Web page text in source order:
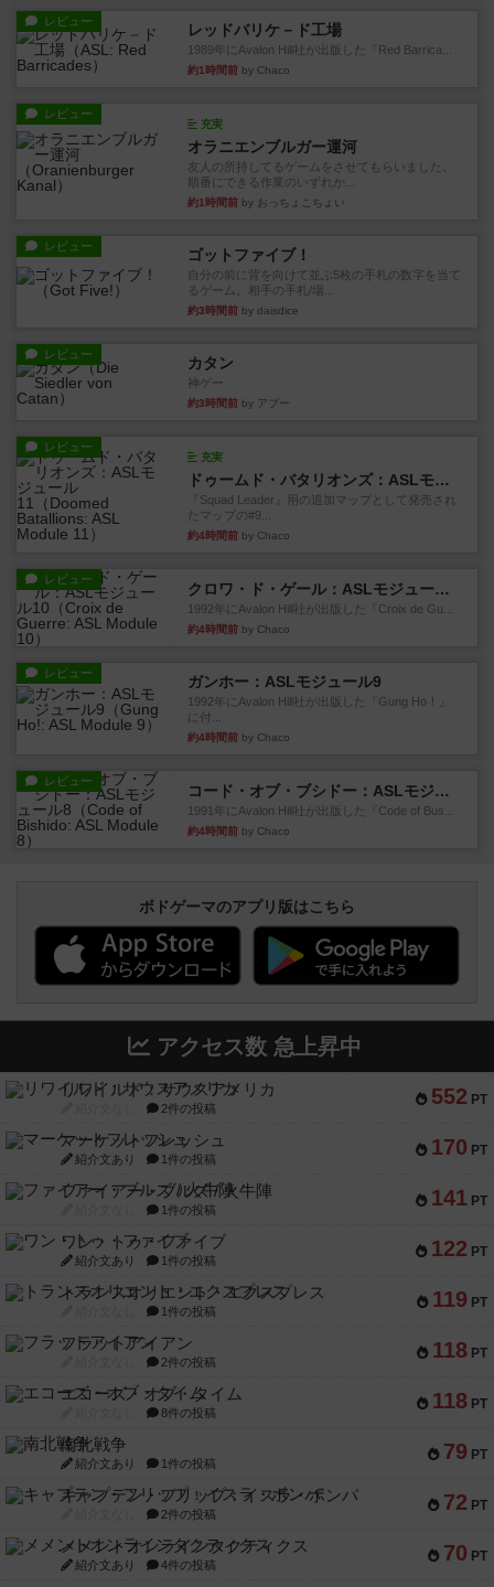
レビュー レッドバリケ－ド工場
1989年にAvalon Hill社が出版した『Red Barrica...
約1時間前 by Chaco
レビュー
充実
オラニエンブルガー運河
友人の所持してるゲームをさせてもらいました。
順番にできる作業のいずれか...
約1時間前 by おっちょこちょい
レビュー ゴットファイブ！
自分の前に背を向けて並ぶ5枚の手札の数字を当て
るゲーム。相手の手札/場...
約3時間前 by daisdice
レビュー カタン
神ゲー
約3時間前 by アプー
レビュー
充実
ドゥームド・バタリオンズ：ASLモジュール11
『Squad Leader』用の追加マップとして発売され
たマップの#9...
約4時間前 by Chaco
レビュー
クロワ・ド・ゲール：ASLモジュール10
1992年にAvalon Hill社が出版した『Croix de Gu...
約4時間前 by Chaco
レビュー ガンホー：ASLモジュール9
1992年にAvalon Hill社が出版した『Gung Ho！』
に付...
約4時間前 by Chaco
レビュー
コード・オブ・ブシドー：ASLモジュール8
1991年にAvalon Hill社が出版した『Code of Bus...
約4時間前 by Chaco
ボドゲーマのアプリ版はこちら
アクセス数 急上昇中
552 PT
リワイルド：サウスアメリカ
2件の投稿
170 PT
マーケットフレッシュ
紹介文あり 1件の投稿
141 PT
ファイアー・ブルズ / 火牛陣
1件の投稿
122 PT
ワン・トゥ・ファイブ
紹介文あり 1件の投稿
119 PT
トランスオリエント・エクスプレス
1件の投稿
118 PT
フラットアイアン
2件の投稿
118 PT
エコーズ・オブ・タイム
8件の投稿
79 PT
南北戦争
紹介文あり 1件の投稿
72 PT
キャプテン・フリップ：イスラ・ボンバ
2件の投稿
70 PT
メメントオンラインタクティクス
紹介文あり 4件の投稿